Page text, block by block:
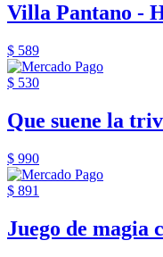
Villa Pantano -
$ 589
$ 530
Que suene la
$ 990
$ 891
Juego de magia